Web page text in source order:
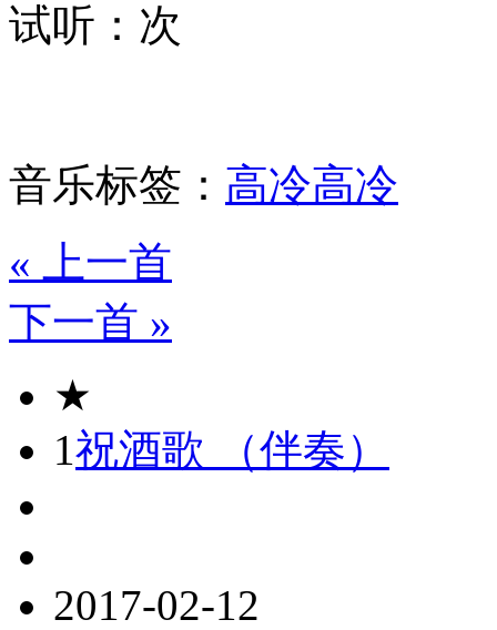
试听： 次
音乐标签： 高冷高冷
« 上一首
下一首 »
★
1祝酒歌 （伴奏）
2017-02-12